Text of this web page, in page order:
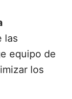
las
equipo de
los